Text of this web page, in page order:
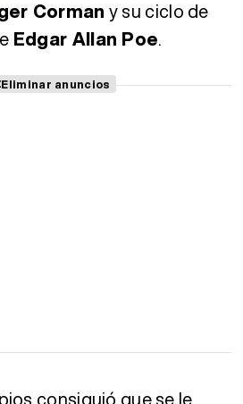
Corman y su ciclo de
Edgar Allan Poe.
Eliminar anuncios